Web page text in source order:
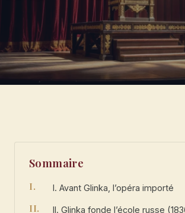
Sommaire
I. Avant Glinka, l’opéra importé
II. Glinka fonde l’école russe